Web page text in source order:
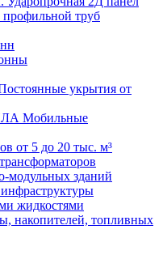
труб
укрытия от
Мобильные
от 5 до 20 тыс. м³
модульных зданий
жидкостями
накопителей, топливных